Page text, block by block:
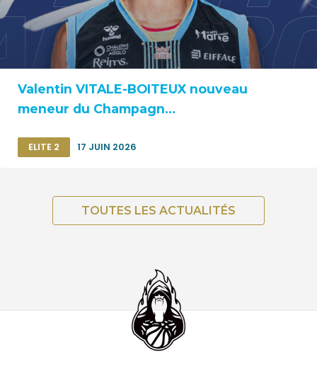
Valentin VITALE-BOITEUX nouveau
meneur du Champagn...
ELITE 2 17 JUIN 2026
TOUTES LES ACTUALITÉS